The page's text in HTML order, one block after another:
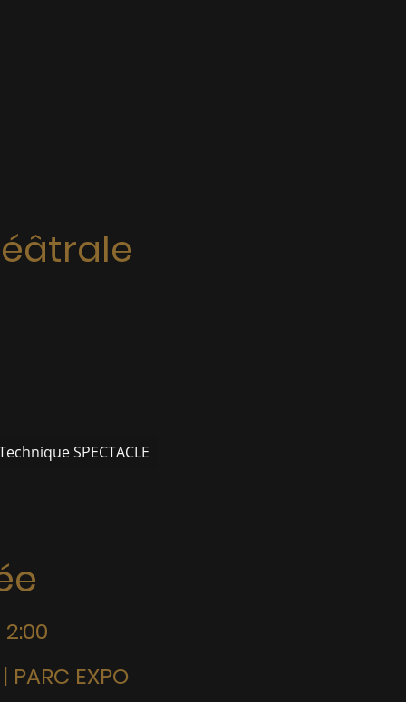
SPECTACLE
PARC EXPO